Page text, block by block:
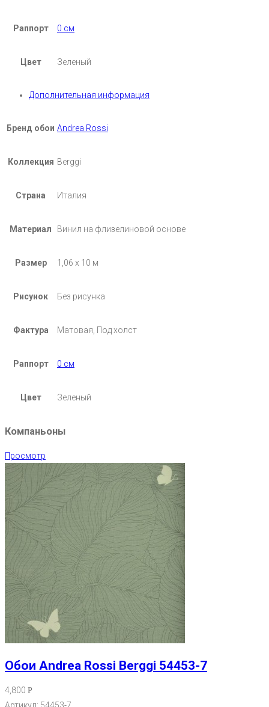
Раппорт 0 см
Цвет Зеленый
Дополнительная информация
Бренд обои Andrea Rossi
Коллекция Berggi
Страна Италия
Материал Винил на флизелиновой основе
Размер 1,06 х 10 м
Рисунок Без рисунка
Фактура Матовая, Под холст
Раппорт 0 см
Цвет Зеленый
Компаньоны
Просмотр
Обои Andrea Rossi Berggi 54453-7
4,800 Р